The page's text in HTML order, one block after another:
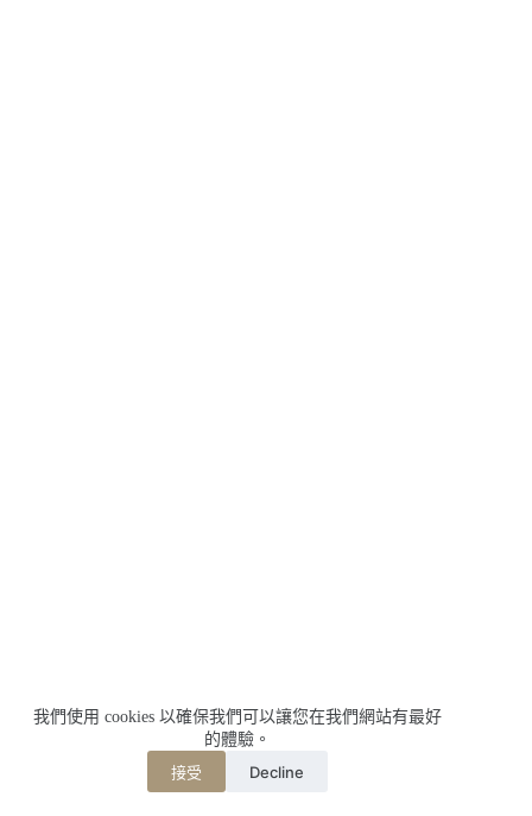
我們使用 cookies 以確保我們可以讓您在我們網站有最好
的體驗。
接受 Decline